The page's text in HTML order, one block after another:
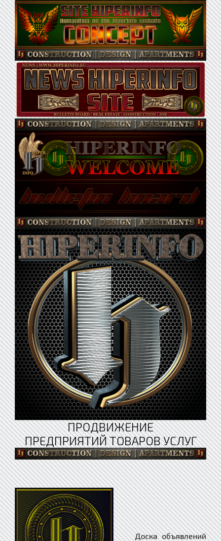
ПРОДВИЖЕНИЕ
ПРЕДПРИЯТИЙ ТОВАРОВ УСЛУГ
Доска объявлений водители Москва, Доска объявлений водители Муравленко, Доска объявлений водители Мураши, Доска объявлений водители Мурманск, Доска объявлений водители Муром, Доска объявлений водители Мценск, Доска объявлений водители Мыски, Доска объявлений водители Мытищи, Доска объявлений водители Мышкин, Доска объявлений водители Набережные Челны, Доска объявлений водители Навашино, Доска объявлений водители Наволоки, Доска объявлений водители Надым, Доска объявлений водители Назарово, Доска объявлений водители Назрань, Доска объявлений водители Называевск, Доска объявлений водители Нальчик, Доска объявлений водители Нестеров, Доска объявлений водители Нефтегорск, Доска объявлений водители Нефтекамск, Доска объявлений водители Нефтекумск, Доска объявлений водители Нефтеюганск, Доска объявлений водители Нея, Доска объявлений водители Нижневартовск, Доска объявлений водители Нижнекамск, Доска объявлений водители Нижнеудинск, Доска объявлений водители Нижние Серги, Доска объявлений водители Нижний Ломов, Доска объявлений водители Нижний Новгород, Доска объявлений водители Новокубанск, Доска объявлений водители Новокузнецк, Доска объявлений водители Новокуйбышевск, Доска объявлений водители Новомичуринск, Доска объявлений водители Новомосковск, Доска объявлений водители Новопавловск, Доска объявлений водители Новоржев, Доска объявлений водители Новороссийск, Доска объявлений водители Новосибирск, Доска объявлений водители Новосиль, Доска объявлений водители Новосокольники, Доска объявлений водители Новотроицк, Доска объявлений водители Новоузенск, Доска объявлений водители Новоульяновск, Доска объявлений водители Нюрба, Доска объявлений водители Нягань, Доска объявлений водители Нязепетровск, Доска объявлений водители Няндома, Доска объявлений водители Облучье, Доска объявлений водители Обнинск, Доска объявлений водители Обоянь, Доска объявлений водители Обь, Доска объявлений водители Одинцово, Доска объявлений водители Озёрск, Доска объявлений водители Озёры, Доска объявлений водители Октябрьск, Доска объявлений водители Октябрьский, Доска объявлений водители Окуловка, Доска объявлений водители Олёкминск, Доска объявлений водители Оленегорск, Доска объявлений водители Олонец, Доска объявлений водители Омск, Доска объявлений водители Омутнинск, Доска объявлений водители Онега, Доска объявлений водители Опочка, Доска объявлений водители Орёл, Доска объявлений водители Оренбург, Доска объявлений водители Орехово-Зуево, Доска объявлений водители Орлов, Доска объявлений водители Орск, Доска объявлений водители Оса, Доска объявлений водители Осинники, Доска объявлений водители Осташков, Доска объявлений водители Остров, Доска объявлений водители Островной, Доска объявлений водители Острогожск, Доска объявлений водители Отрадное, Доска объявлений водители Отрадный, Доска объявлений водители Оха, Доска объявлений водители Оханск, Доска объявлений водители Очёр, Доска объявлений водители Павлово, Доска объявлений водители Павловск, Доска объявлений водители Павловский Посад, Доска объявлений водители Палласовка, Доска объявлений водители Партизанск, Доска объявлений водители Певек, Доска объявлений водители Пенза, Доска объявлений водители Петухово, Доска объявлений водители Петушки, Доска объявлений водители Печора, Доска объявлений водители Печоры, Доска объявлений водители Пикалёво, Доска объявлений водители Пионерский, Доска объявлений водители Питкяранта, Доска объявлений водители Плавск, Доска объявлений водители Пласт, Доска объявлений водители Плёс, Доска объявлений водители Поворино, Доска объявлений водители Подольск, Доска объявлений водители Подпорожье, Доска объявлений водители Покачи, Доска объявлений водители Покров, Доска объявлений водители Покровск, Доска объявлений водители Полевской, Доска объявлений водители Полесск, Доска объявлений водители Полысаево, Доска объявлений водители Полярные Зори, Доска объявлений водители Полярный, Доска объявлений водители Поронайск, Доска объявлений водители Порхов, Доска объявлений водители Похвистнево, Доска объявлений водители Почеп, Доска объявлений водители Починок, Доска объявлений водители Пошехонье, Доска объявлений водители Правдинск, Доска объявлений водители Приволжск, Доска объявлений водители Приморск, Доска объявлений водители Приморско-Ахтарск, Доска объявлений водители Приозерск, Доска объявлений водители Прокопьевск, Доска объявлений водители Пролетарск, Доска объявлений водители Протвино, Доска объявлений водители Прохладный, Доска объявлений водители Псков, Доска объявлений водители Пугачёв, Доска объявлений водители Пудож, Доска объявлений водители Пустошка, Доска объявлений водители Пучеж, Доска объявлений водители Пушкино, Доска объявлений водители Пущино, Доска объявлений водители Пыталово, Доска объявлений водители Пыть-Ях, Доска объявлений водители Пятигорск, Доска объявлений водители Радужный, Доска объявлений водители Райчихинск, Доска объявлений водители Раменское, Доска объявлений водители Рассказово, Доска объявлений водители Ревда, Доска объявлений водители Реж, Доска объявлений водители Реутов, Доска объявлений водители Ржев, Доска объявлений водители Родники, Доска объявлений водители Рославль, Доска объявлений водители Россошь, Доска объявлений водители Ростов, Доска объявлений водители Ростов-на-Дону, Доска объявлений водители Рошаль, Доска объявлений водители Ртищево, Доска объявлений водители Рубцовск, Доска объявлений водители Рудня, Доска объявлений водители Руза, Доска объявлений водители Рузаевка, Доска объявлений водители Рыбинск, Доска объявлений водители Рыбное, Доска объявлений водители Рыльск, Доска объявлений водители Ряжск, Доска объявлений водители Рязань, Доска объявлений водители Саки, Доска объявлений водители Салават, Доска объявлений водители Салаир, Доска объявлений водители Салехард, Доска объявлений водители Сальск, Доска объявлений водители Самара, Доска объявлений водители Санкт-Петербург, Доска объявлений водители Саранск, Доска объявлений водители Сарапул, Доска объявлений водители Саратов, Доска объявлений водители Саров, Доска объявлений водители Сасово, Доска объявлений водители Сатка, Доска объявлений водители Сафоново, Доска объявлений водители Саяногорск, Доска объявлений водители Саянск, Доска объявлений водители Светлогорск, Доска объявлений водители Светлоград, Доска объявлений водители Светлый, Доска объявлений водители Светогорск, Доска объявлений водители Свирск, Доска объявлений водители Свободный, Доска объявлений водители Себеж, Доска объявлений водители Севастополь, Доска объявлений водители Северо-Курильск, Доска объявлений водители Северобайкальск, Доска объявлений водители Северодвинск, Доска объявлений водители Североморск, Доска объявлений водители Североуральск, Доска объявлений водители Северск, Доска объявлений водители Севск, Доска объявлений водители Сегежа, Доска объявлений водители Сельцо, Доска объявлений водители Семёнов, Доска объявлений водители Семикаракорск, Доска объявлений водители Семилуки, Доска объявлений водители Сенгилей, Доска объявлений водители Серафимович, Доска объявлений водители Сергач, Доска объявлений водители Сергиев Посад, Доска объявлений водители Сердобск, Доска объявлений водители Серов, Доска объявлений водители Серпухов, Доска объявлений водители Сертолово, Доска объявлений водители Сибай, Доска объявлений водители Сим, Доска объявлений водители Симферополь, Доска объявлений водители Сковородино, Доска объявлений водители Скопин, Доска объявлений водители Славгород, Доска объявлений водители Славск, Доска объявлений водители Славянск-на-Кубани, Доска объявлений водители Сланцы, Доска объявлений водители Слободской, Доска объявлений водители Слюдянка, Доска объявлений водители Смоленск, Доска объявлений водители Снежинск, Доска объявлений водители Снежногорск, Доска объявлений водители Собинка, Доска объявлений водители Советск, Доска объявлений водители Советская Гавань, Доска объявлений водители Спас-Клепики, Доска объявлений водители Спасск, Доска объявлений водители Спасск-Дальний, Доска объявлений водители Спасск-Рязанский, Доска объявлений водители Среднеколымск, Доска объявлений водители Среднеуральск, Доска объявлений водители Сретенск, Доска объявлений водители Ставрополь, Доска объявлений водители Старая Купавна, Доска объявлений водители Старая Русса, Доска объявлений водители Старица, Доска объявлений водители Стародуб, Доска объявлений водители Старый Крым, Доска объявлений водители Старый Оскол, Доска объявлений водители Стерлитамак, Доска объявлений водители Стрежевой, Доска объявлений водители Строитель, Доска объявлений водители Струнино, Доска объявлений водители Ступино, Доска объявлений водители Суворов, Доска объявлений водители Судак, Доска объявлений водители Суджа, Доска объявлений водители Судогда, Доска объявлений водители Суздаль, Доска объявлений водители Суоярви, Доска объявлений водители Сураж, Доска объявлений водители Сургут, Доска объявлений водители Суровикино, Доска объявлений водители Сурск, Доска объявлений водители Сусуман, Доска объявлений водители Сухиничи, Доска объявлений водители Сухой Лог, Доска объявлений водители Сызрань, Доска объявлений водители Сыктывкар, Доска объявлений водители Сысерть, Доска объявлений водители Сычёвка, Доска объявлений водители Сясьстрой, Доска объявлений водители Тавда, Доска объявлений водители Таганрог, Доска объявлений водители Тайга, Доска объявлений водители Тайшет, Доска объявлений водители Талдом, Доска объявлений водители Тамбов, Доска объявлений водители Тара, Доска объявлений водители Тарко-Сале, Доска объявлений водители Таруса, Доска объявлений водители Татарск, Доска объявлений водители Таштагол, Доска объявлений водители Тверь, Доска объявлений водители Теберда, Доска объявлений водители Тейково, Доска объявлений водители Темников, Доска объявлений водители Темрюк, Доска объявлений водители Терек, Доска объявлений водители Тетюши, Доска объявлений водители Тимашёвск, Доска объявлений водители Тихвин, Доска объявлений водители Тихорецк, Доска объявлений водител